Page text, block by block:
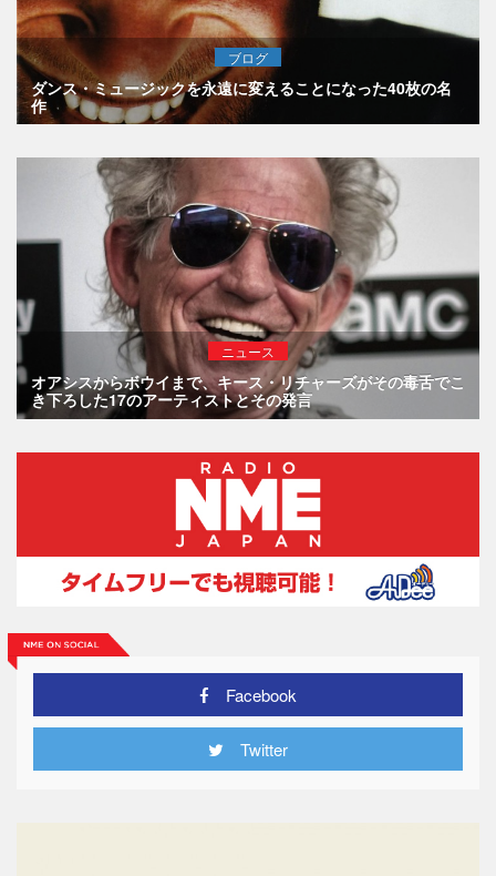
ブログ
ダンス・ミュージックを永遠に変えることになった40枚の名
作
ニュース
オアシスからボウイまで、キース・リチャーズがその毒舌でこ
き下ろした17のアーティストとその発言
Facebook
Twitter